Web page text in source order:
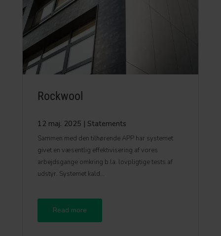
Rockwool
12 maj. 2025 | Statements
Sammen med den tilhørende APP har systemet
givet en væsentlig effektivisering af vores
arbejdsgange omkring b.la. lovpligtige tests af
udstyr. Systemet kald...
Read more